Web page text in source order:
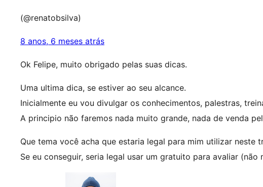
(@renatobsilva)
8 anos, 6 meses atrás
Ok Felipe, muito obrigado pelas suas dicas.
Uma ultima dica, se estiver ao seu alcance.
Inicialmente eu vou divulgar os conhecimentos, palestras,
A principio não faremos nada muito grande, nada de venda
Que tema você acha que estaria legal para mim utilizar neste
Se eu conseguir, seria legal usar um gratuito para avaliar